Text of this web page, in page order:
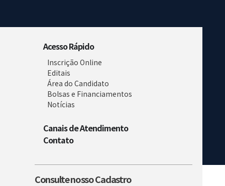
Acesso Rápido
Inscrição Online
Editais
Área do Candidato
Bolsas e Financiamentos
Notícias
Canais de Atendimento
Contato
Consulte nosso Cadastro